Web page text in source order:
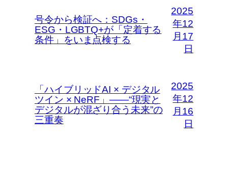
号令から検証へ：SDGs・
ESG・LGBTQ+が「定着する
条件」をいま点検する
2025
年12
月17
日
「ハイブリッドAI × デジタル
ツイン × NeRF」――“現実と
デジタルが混ざり合う未来”の
三重奏
2025
年12
月16
日